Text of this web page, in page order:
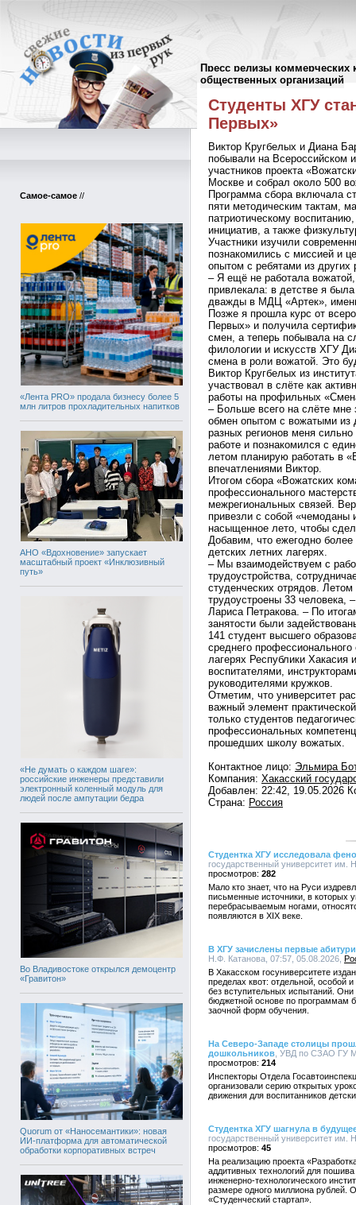
Пресс релизы коммерческих
общественных организаций
Самое-самое //
«Лента PRO» продала бизнесу более 5
млн литров прохладительных напитков
АНО «Вдохновение» запускает
масштабный проект «Инклюзивный
путь»
«Не думать о каждом шаге»:
российские инженеры представили
электронный коленный модуль для
людей после ампутации бедра
Во Владивостоке открылся демоцентр
«Гравитон»
Quorum от «Наносемантики»: новая
ИИ-платформа для автоматической
обработки корпоративных встреч
Пресс-релизы//
Студенты ХГУ
Первых»
Виктор Кругбелых и Диана
побывали на Всероссийском
участников проекта
Москве и собрал около 500
Программа сбора включала
пяти методическим тактам,
патриотическому
инициатив, а также
Участники изучили
познакомились с миссией и
опытом с ребятами из других
– Я ещё не работала
привлекала: в детстве я
дважды в МДЦ «Артек»,
Позже я прошла курс от
Первых» и получила
смен, а теперь побывала на
филологии и искусств ХГУ
смена в роли вожатой. Это
Виктор Кругбелых из
участвовал в слёте как
работы на профильных
– Больше всего на слёте мне
обмен опытом с вожатыми из
разных регионов меня
работе и познакомился с
летом планирую работать в
впечатлениями Виктор.
Итогом сбора «Вожатских
профессионального
межрегиональных связей.
привезли с собой «чемоданы
насыщенное лето, чтобы
Добавим, что ежегодно более
детских летних лагерях.
– Мы взаимодействуем с
трудоустройства,
студенческих отрядов.
трудоустроены 33 человека,
Лариса Петракова. – По
занятости были
141 студент высшего
среднего
лагерях Республики Хакасия
воспитателями,
руководителями кружков.
Отметим, что университет
важный элемент
только студентов
профессиональных
прошедших школу вожатых.
Контактное лицо: Эльмира
Компания: Хакасский
Добавлен: 22:42, 19.05.2026
Страна: Россия
Студентка ХГУ исследовала
государственный университет им.
282
Мало кто знает, что на Руси
письменные источники, в которых
перебрасываемым ногами,
появляются в XIX веке.
В ХГУ зачислены первые
Н.Ф. Катанова, 07:57, 05.08.2026,
В Хакасском госуниверситете
пределах квот: отдельной, особой
без вступительных испытаний.
бюджетной основе по программам
заочной форм обучения.
На Северо-Западе столицы
дошкольников , УВД по СЗАО ГУ
214
Инспекторы Отдела
организовали серию открытых
движения для воспитанников
Студентка ХГУ шагнула в
государственный университет им.
45
На реализацию проекта
аддитивных технологий для
инженерно-технологического
размере одного миллиона рублей.
«Студенческий стартап».